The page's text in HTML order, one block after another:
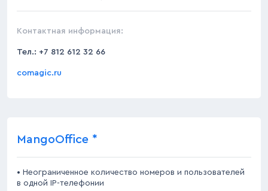
Контактная информация:
Тел.: +7 812 612 32 66
comagic.ru
MangoOffice *
• Неограниченное количество номеров и пользователей
в одной IP-телефонии